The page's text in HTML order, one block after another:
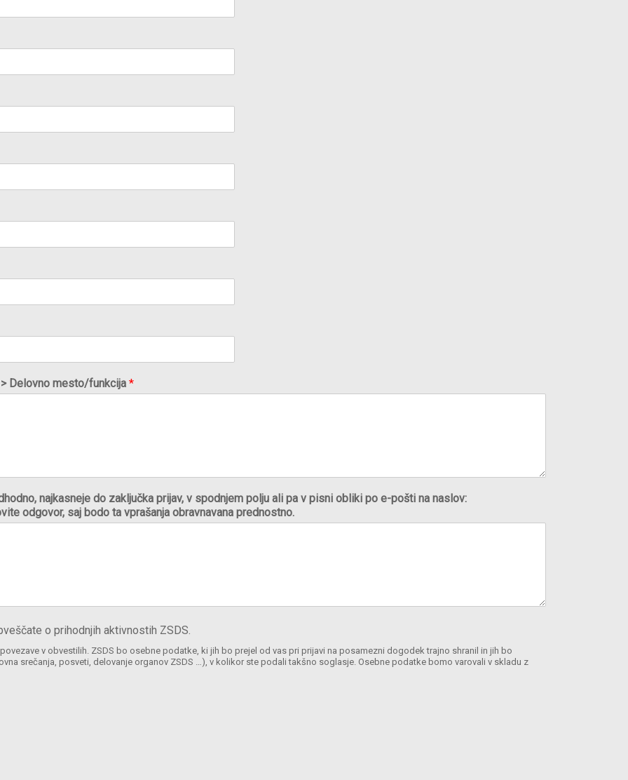
Delovno mesto/funkcija *
najkasneje do zaključka prijav, v spodnjem polju ali pa v pisni obliki po e-pošti na naslov:
odgovor, saj bodo ta vprašanja obravnavana prednostno.
o prihodnjih aktivnostih ZSDS.
v obvestilih. ZSDS bo osebne podatke, ki jih bo prejel od vas pri prijavi na posamezni dogodek trajno shranil in jih bo
srečanja, posveti, delovanje organov ZSDS …), v kolikor ste podali takšno soglasje. Osebne podatke bomo varovali v skladu z